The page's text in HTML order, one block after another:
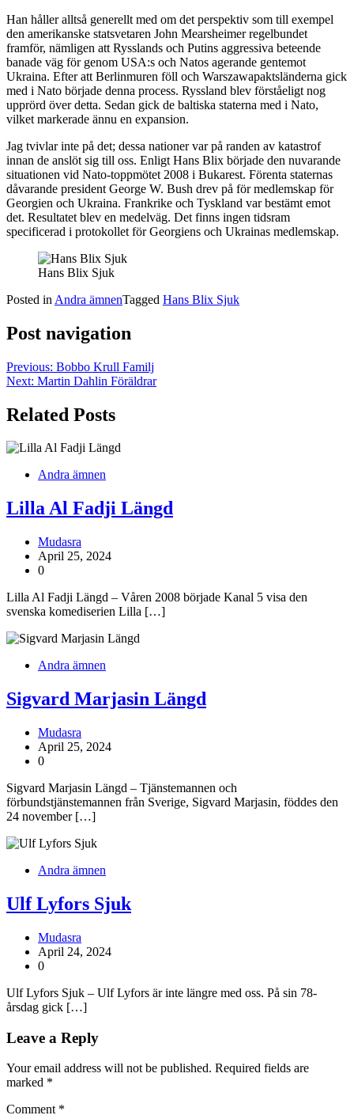
Han håller alltså generellt med om det perspektiv som till exempel
den amerikanske statsvetaren John Mearsheimer regelbundet
framför, nämligen att Rysslands och Putins aggressiva beteende
banade väg för genom USA:s och Natos agerande gentemot
Ukraina. Efter att Berlinmuren föll och Warszawapaktsländerna gick
med i Nato började denna process. Ryssland blev förståeligt nog
upprörd över detta. Sedan gick de baltiska staterna med i Nato,
vilket markerade ännu en expansion.
Jag tvivlar inte på det; dessa nationer var på randen av katastrof
innan de anslöt sig till oss. Enligt Hans Blix började den nuvarande
situationen vid Nato-toppmötet 2008 i Bukarest. Förenta staternas
dåvarande president George W. Bush drev på för medlemskap för
Georgien och Ukraina. Frankrike och Tyskland var bestämt emot
det. Resultatet blev en medelväg. Det finns ingen tidsram
specificerad i protokollet för Georgiens och Ukrainas medlemskap.
Hans Blix Sjuk
Posted in Andra ämnenTagged Hans Blix Sjuk
Post navigation
Previous: Bobbo Krull Familj
Next: Martin Dahlin Föräldrar
Related Posts
Andra ämnen
Lilla Al Fadji Längd
Mudasra
April 25, 2024
0
Lilla Al Fadji Längd – Våren 2008 började Kanal 5 visa den
svenska komediserien Lilla […]
Andra ämnen
Sigvard Marjasin Längd
Mudasra
April 25, 2024
0
Sigvard Marjasin Längd – Tjänstemannen och
förbundstjänstemannen från Sverige, Sigvard Marjasin, föddes den
24 november […]
Andra ämnen
Ulf Lyfors Sjuk
Mudasra
April 24, 2024
0
Ulf Lyfors Sjuk – Ulf Lyfors är inte längre med oss. På sin 78-
årsdag gick […]
Leave a Reply
Your email address will not be published. Required fields are
marked *
Comment *